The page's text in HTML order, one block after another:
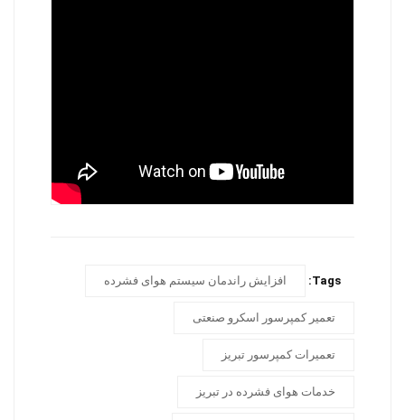
Tags: افزایش راندمان سیستم هوای فشرده
تعمیر کمپرسور اسکرو صنعتی
تعمیرات کمپرسور تبریز
خدمات هوای فشرده در تبریز